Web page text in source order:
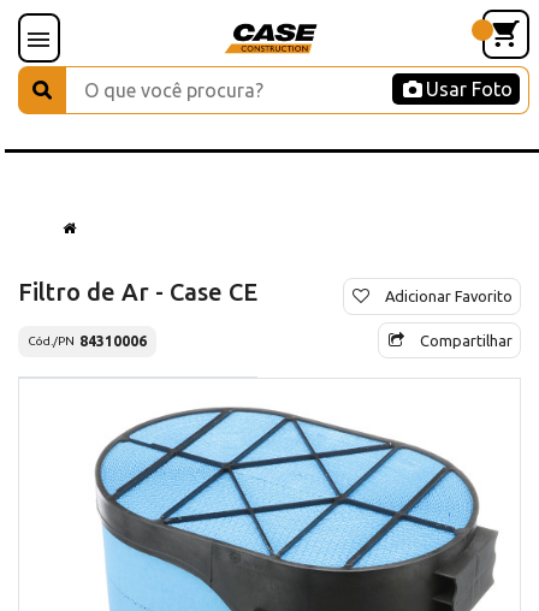
Usar Foto
Filtro de Ar - Case CE
Cód./PN 84310006
Adicionar Favorito
Compartilhar